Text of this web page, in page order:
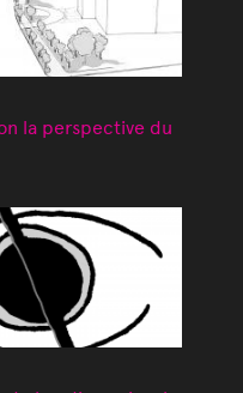
la perspective du